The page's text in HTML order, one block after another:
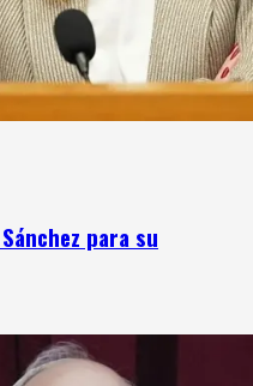
para su